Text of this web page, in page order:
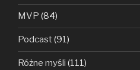
MVP (84)
Podcast(91)
Różne myśli (111)